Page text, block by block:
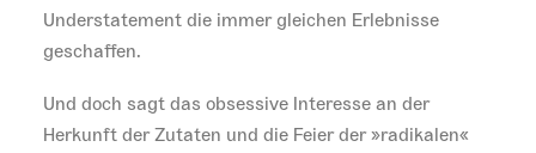
Understatement die immer gleichen Erlebnisse
geschaffen.
Und doch sagt das obsessive Interesse an der
Herkunft der Zutaten und die Feier der »radikalen«